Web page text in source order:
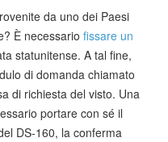
da uno dei Paesi
È necessario fissare un
statunitense. A tal fine,
di domanda chiamato
di richiesta del visto. Una
portare con sé il
DS-160, la conferma